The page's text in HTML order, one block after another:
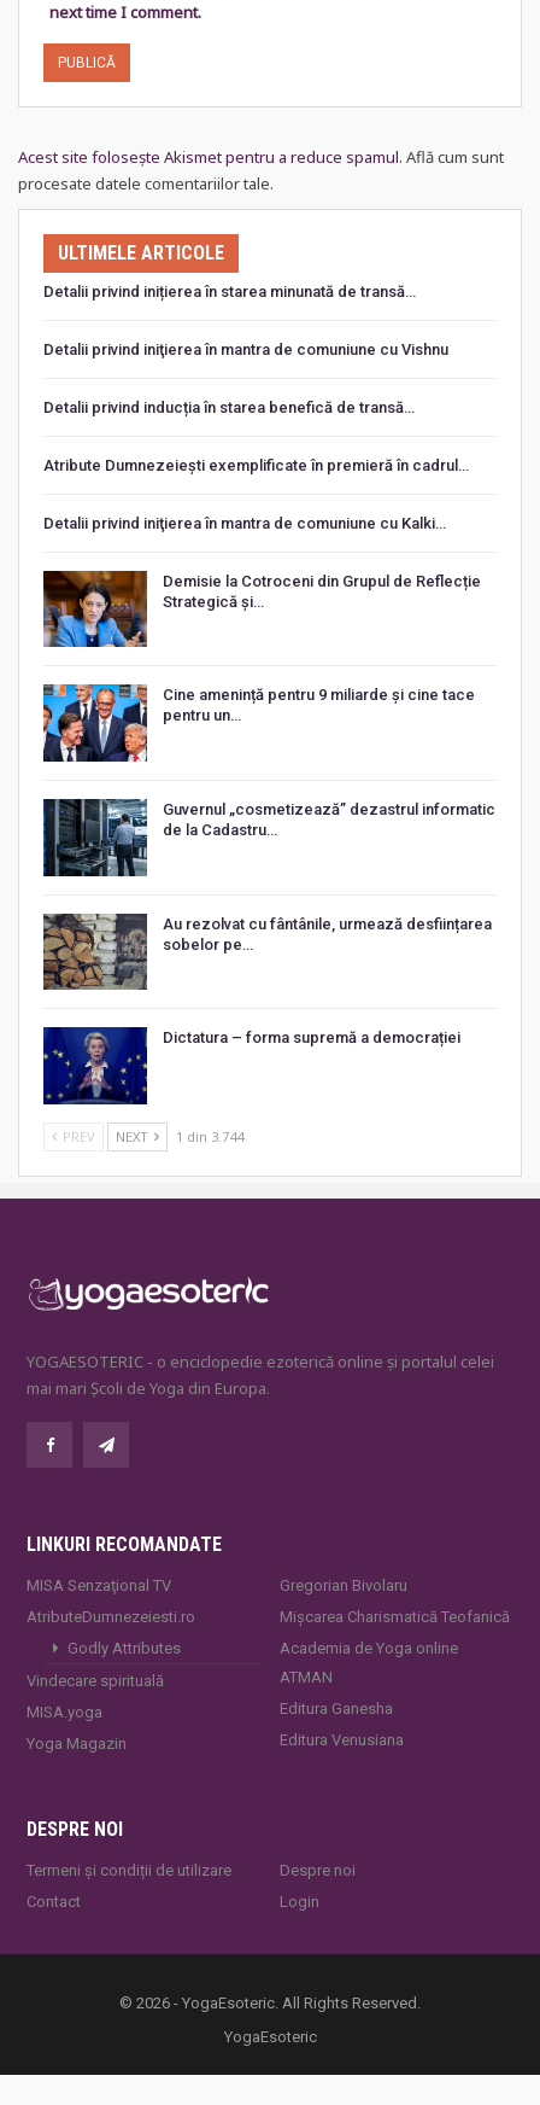
next time I comment.
Acest site folosește Akismet pentru a reduce spamul. Află cum sunt
procesate datele comentariilor tale.
ULTIMELE ARTICOLE
Detalii privind inițierea în starea minunată de transă…
Detalii privind iniţierea în mantra de comuniune cu Vishnu
Detalii privind inducția în starea benefică de transă…
Atribute Dumnezeiești exemplificate în premieră în cadrul…
Detalii privind iniţierea în mantra de comuniune cu Kalki…
Demisie la Cotroceni din Grupul de Reflecție
Strategică și…
Cine amenință pentru 9 miliarde și cine tace
pentru un…
Guvernul „cosmetizează” dezastrul informatic
de la Cadastru…
Au rezolvat cu fântânile, urmează desființarea
sobelor pe…
Dictatura – forma supremă a democrației
PREV NEXT 1 din 3.744
YOGAESOTERIC - o enciclopedie ezoterică online și portalul celei
mai mari Școli de Yoga din Europa.
LINKURI RECOMANDATE
MISA Senzaţional TV
AtributeDumnezeiesti.ro
Godly Attributes
Vindecare spirituală
MISA.yoga
Yoga Magazin
Gregorian Bivolaru
Mișcarea Charismatică Teofanică
Academia de Yoga online
ATMAN
Editura Ganesha
Editura Venusiana
DESPRE NOI
Termeni și condiții de utilizare
Contact
Despre noi
Login
© 2026 - YogaEsoteric. All Rights Reserved.
YogaEsoteric